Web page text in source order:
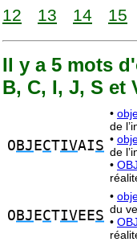
12
13 14 15
Il y a 5 mots
B, C, I, J, S et
O BJ ECTIVAIS
•
de
•
de
•
O BJ ECTIVEES
•
du
•